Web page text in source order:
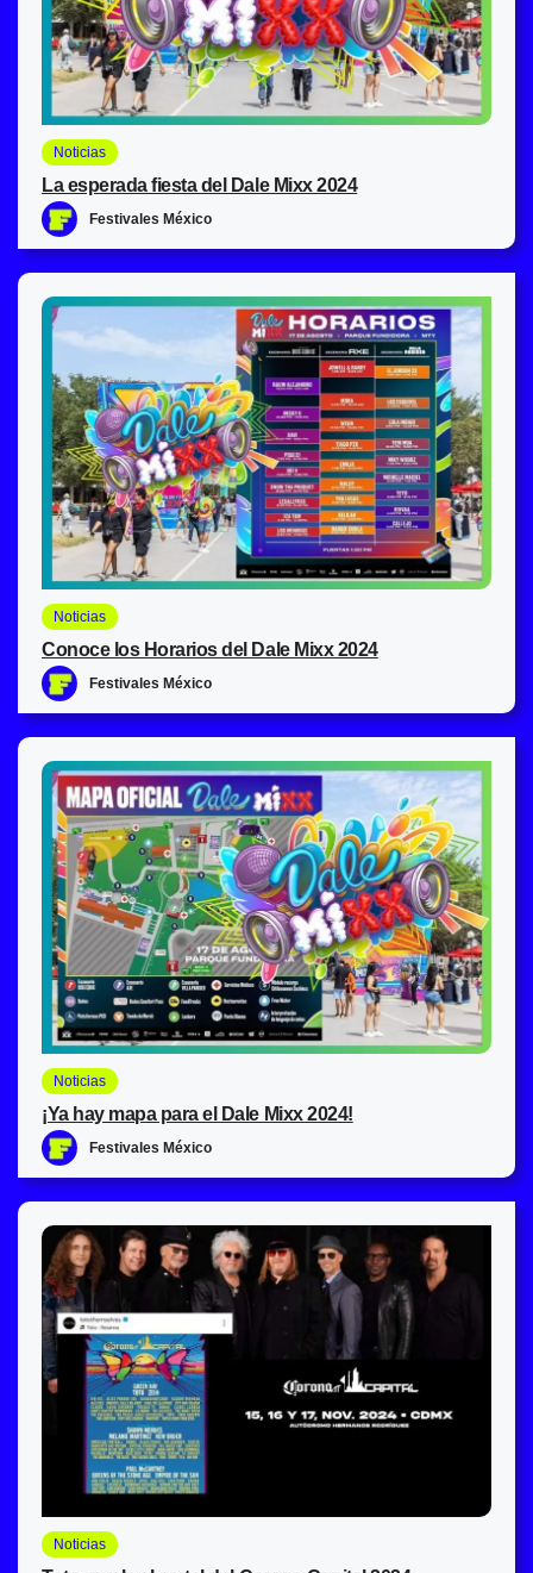
Noticias
La esperada fiesta del Dale Mixx 2024
Festivales México
Noticias
Conoce los Horarios del Dale Mixx 2024
Festivales México
Noticias
¡Ya hay mapa para el Dale Mixx 2024!
Festivales México
Noticias